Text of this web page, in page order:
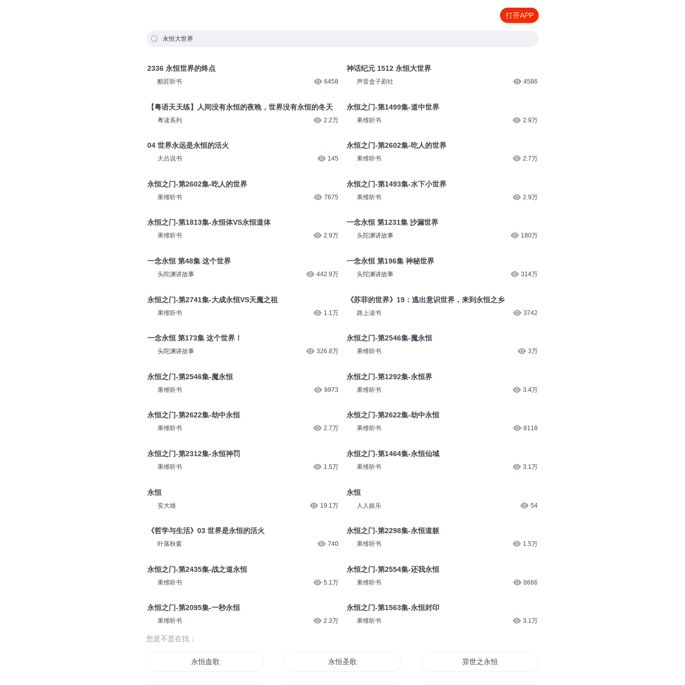
打开APP
永恒大世界
2336 永恒世界的终点
酷匠听书 6458
【粤语天天练】人间没有永恒的夜晚，世界没有永恒的冬天
粤读系列 2.2万
04 世界永远是永恒的活火
大吕说书 145
永恒之门-第2602集-吃人的世界
果维听书 7675
永恒之门-第1813集-永恒体VS永恒道体
果维听书 2.9万
一念永恒 第48集 这个世界
头陀渊讲故事 442.9万
永恒之门-第2741集-大成永恒VS天魔之祖
果维听书 1.1万
一念永恒 第173集 这个世界！
头陀渊讲故事 326.8万
永恒之门-第2546集-魔永恒
果维听书 9973
永恒之门-第2622集-劫中永恒
果维听书 2.7万
永恒之门-第2312集-永恒神罚
果维听书 1.5万
永恒
安大雄 19.1万
《哲学与生活》03 世界是永恒的活火
叶落秋窗 740
永恒之门-第2435集-战之道永恒
果维听书 5.1万
永恒之门-第2095集-一秒永恒
果维听书 2.3万
神话纪元 1512 永恒大世界
声音盒子剧社 4586
永恒之门-第1499集-道中世界
果维听书 2.9万
永恒之门-第2602集-吃人的世界
果维听书 2.7万
永恒之门-第1493集-水下小世界
果维听书 2.9万
一念永恒 第1231集 沙漏世界
头陀渊讲故事 180万
一念永恒 第196集 神秘世界
头陀渊讲故事 314万
《苏菲的世界》19：逃出意识世界，来到永恒之乡
路上读书 3742
永恒之门-第2546集-魔永恒
果维听书 3万
永恒之门-第1292集-永恒界
果维听书 3.4万
永恒之门-第2622集-劫中永恒
果维听书 8118
永恒之门-第1464集-永恒仙域
果维听书 3.1万
永恒
人人娱乐 54
永恒之门-第2298集-永恒道躯
果维听书 1.5万
永恒之门-第2554集-还我永恒
果维听书 8666
永恒之门-第1563集-永恒封印
果维听书 3.1万
您是不是在找：
永恒血歌 永恒圣歌 异世之永恒剑道